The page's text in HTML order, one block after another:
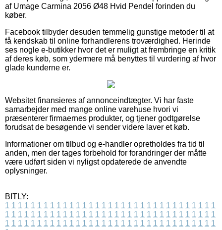
af Umage Carmina 2056 Ø48 Hvid Pendel forinden du
køber.
Facebook tilbyder desuden temmelig gunstige metoder til at
få kendskab til online forhandlerens troværdighed. Herinde
ses nogle e-butikker hvor det er muligt at frembringe en kritik
af deres køb, som ydermere må benyttes til vurdering af hvor
glade kunderne er.
Websitet finansieres af annonceindtægter. Vi har faste
samarbejder med mange online varehuse hvori vi
præsenterer firmaernes produkter, og tjener godtgørelse
forudsat de besøgende vi sender videre laver et køb.
Informationer om tilbud og e-handler opretholdes fra tid til
anden, men der tages forbehold for forandringer der måtte
være udført siden vi nyligst opdaterede de anvendte
oplysninger.
BITLY:
1 1 1 1 1 1 1 1 1 1 1 1 1 1 1 1 1 1 1 1 1 1 1 1 1 1 1 1 1 1 1 1 1
1 1 1 1 1 1 1 1 1 1 1 1 1 1 1 1 1 1 1 1 1 1 1 1 1 1 1 1 1 1 1 1 1
1 1 1 1 1 1 1 1 1 1 1 1 1 1 1 1 1 1 1 1 1 1 1 1 1 1 1 1 1 1 1 1 1